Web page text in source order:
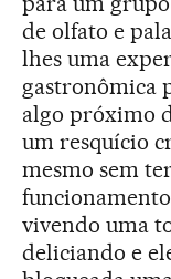
de olfato e
lhes uma
gastronômica
algo próximo
um resquício
mesmo sem
vivendo uma
deliciando e